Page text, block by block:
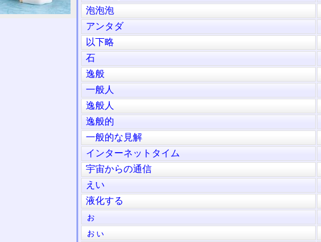
泡泡泡
アンタダ
以下略
石
逸般
一般人
逸般人
逸般的
一般的な見解
インターネットタイム
宇宙からの通信
えい
液化する
ぉ
ぉぃ